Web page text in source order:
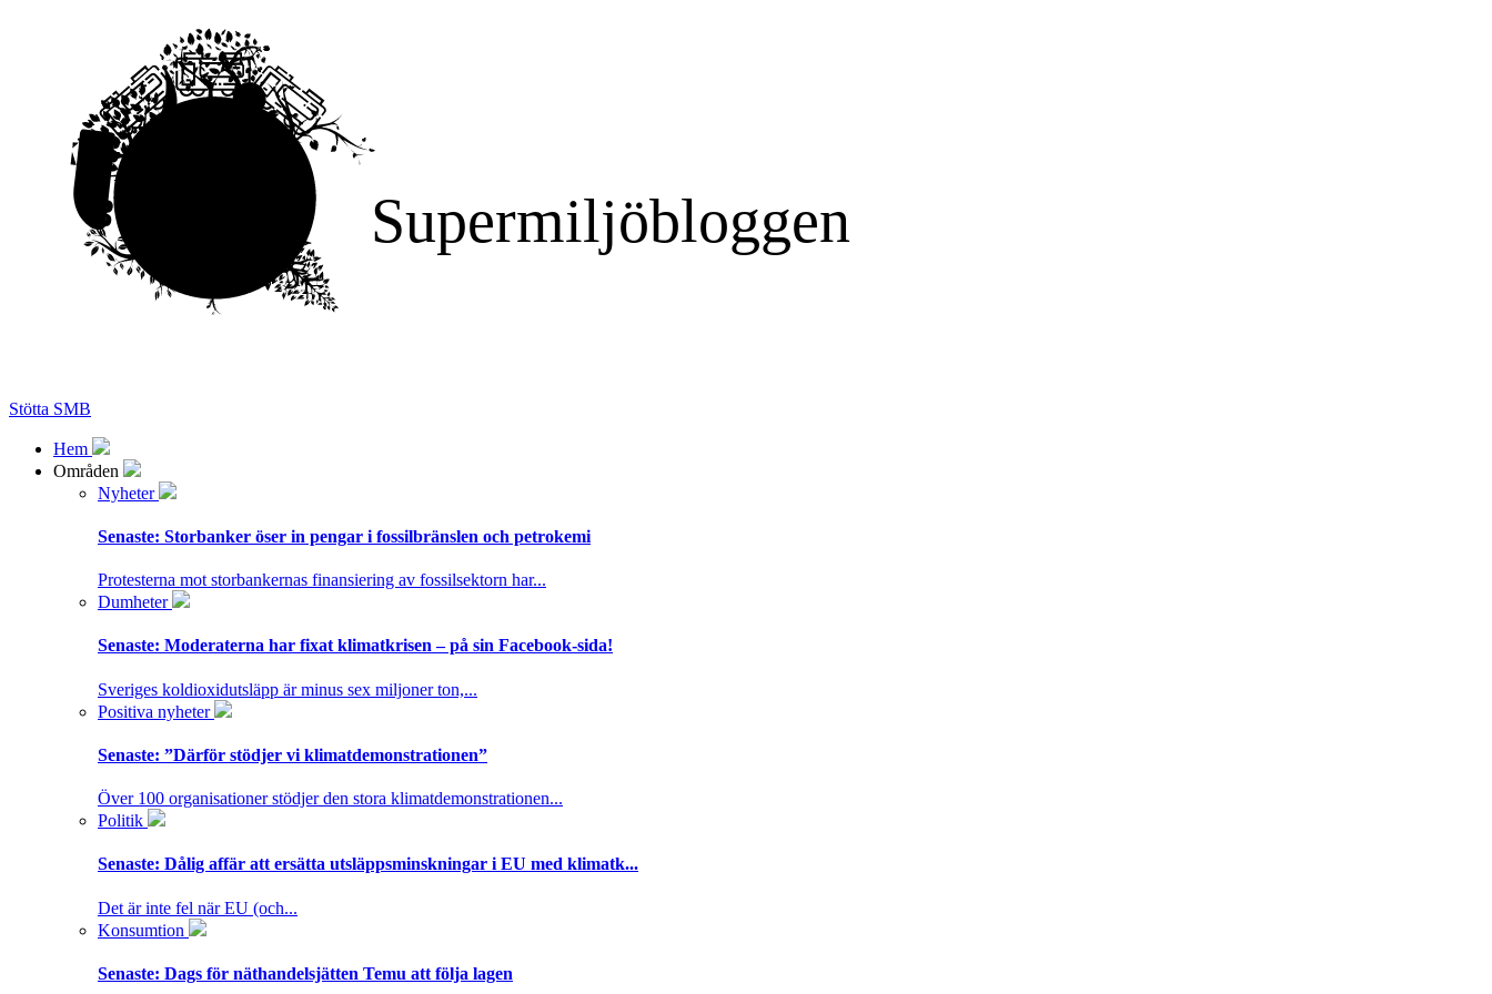
Supermiljöbloggen
Stötta SMB
Hem
Områden
Nyheter
Senaste: Storbanker öser in pengar i fossilbränslen och petrokemi
Protesterna mot storbankernas finansiering av fossilsektorn har...
Dumheter
Senaste: Moderaterna har fixat klimatkrisen – på sin Facebook-sida!
Sveriges koldioxidutsläpp är minus sex miljoner ton,...
Positiva nyheter
Senaste: ”Därför stödjer vi klimatdemonstrationen”
Över 100 organisationer stödjer den stora klimatdemonstrationen...
Politik
Senaste: Dålig affär att ersätta utsläppsminskningar i EU med klimatk...
Det är inte fel när EU (och...
Konsumtion
Senaste: Dags för näthandelsjätten Temu att följa lagen